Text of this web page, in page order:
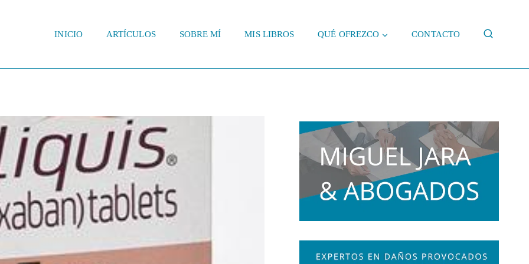
INICIO ARTÍCULOS SOBRE MÍ MIS LIBROS QUÉ OFREZCO CONTACTO